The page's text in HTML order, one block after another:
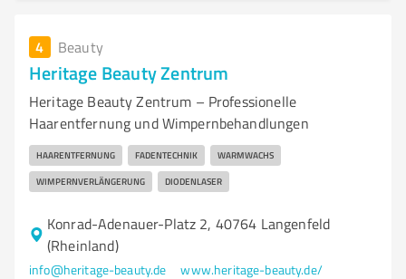
4 Beauty
Heritage Beauty Zentrum
Heritage Beauty Zentrum – Professionelle
Haarentfernung und Wimpernbehandlungen
HAARENTFERNUNG FADENTECHNIK WARMWACHS
WIMPERNVERLÄNGERUNG DIODENLASER
Konrad-Adenauer-Platz 2, 40764 Langenfeld
(Rheinland)
info@heritage-beauty.de www.heritage-beauty.de/